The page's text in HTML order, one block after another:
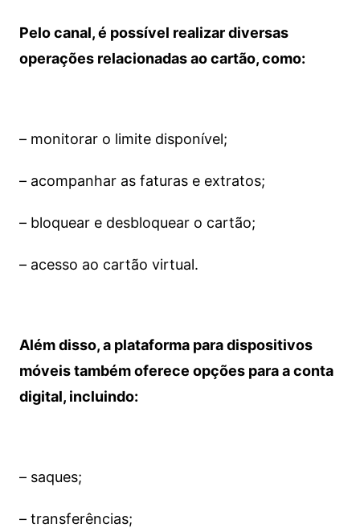
Pelo canal, é possível realizar diversas
operações relacionadas ao cartão, como:
– monitorar o limite disponível;
– acompanhar as faturas e extratos;
– bloquear e desbloquear o cartão;
– acesso ao cartão virtual.
Além disso, a plataforma para dispositivos
móveis também oferece opções para a conta
digital, incluindo:
– saques;
– transferências;